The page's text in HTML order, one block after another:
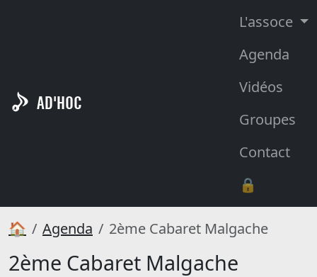
AD'HOC
L'assoce
Agenda
Vidéos
Groupes
Contact
🔒
🏠 Agenda 2ème Cabaret Malgache
2ème Cabaret Malgache